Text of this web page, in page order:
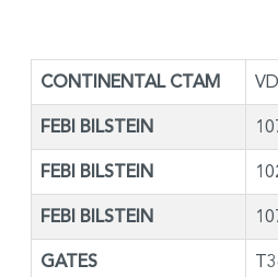
CONTINENTAL CTAM
FEBI BILSTEIN
FEBI BILSTEIN
FEBI BILSTEIN
GATES